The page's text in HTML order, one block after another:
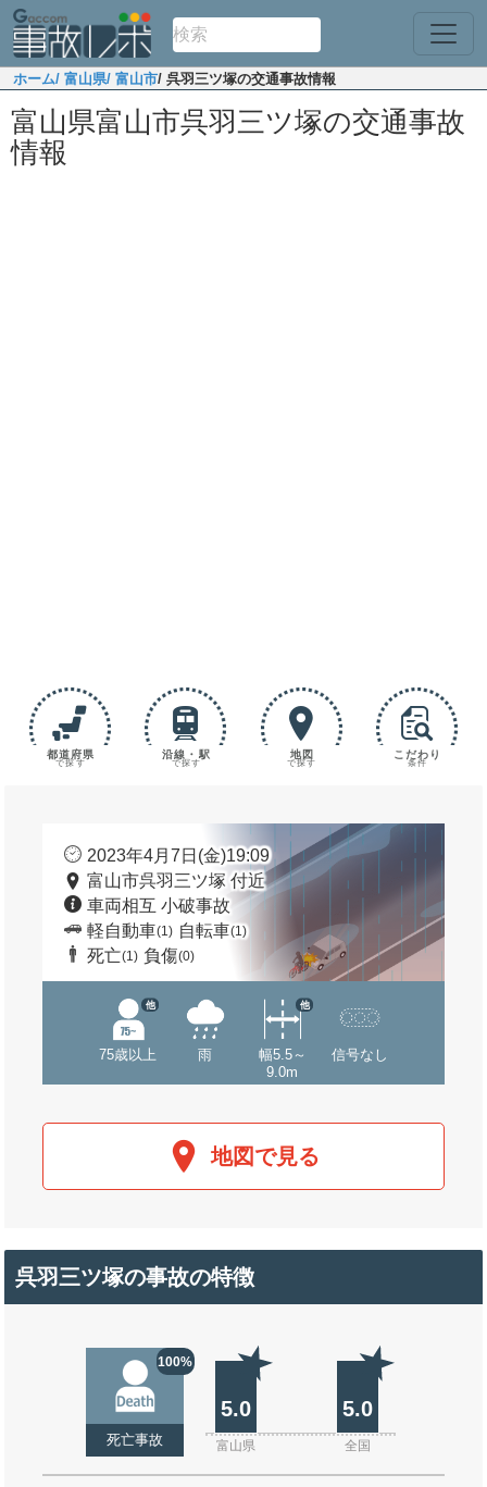
ホーム/ 富山県/ 富山市/ 呉羽三ツ塚の交通事故情報
富山県富山市呉羽三ツ塚の交通事故
情報
都道府県
で探す
沿線・駅
で探す
地図
で探す
こだわり
条件
2023年4月7日(金)19:09
富山市呉羽三ツ塚 付近
車両相互 小破事故
軽自動車(1) 自転車(1)
死亡(1) 負傷(0)
75歳以上
他
雨
幅5.5～
9.0m
他
信号なし
地図で見る
呉羽三ツ塚の事故の特徴
100%
死亡事故
5.0 5.0
富山県 全国